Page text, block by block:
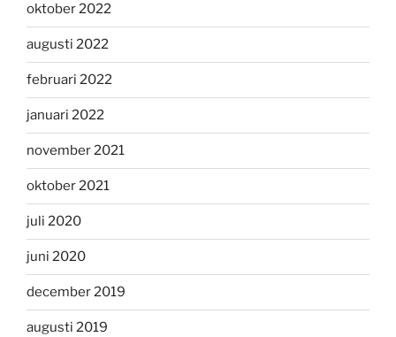
oktober 2022
augusti 2022
februari 2022
januari 2022
november 2021
oktober 2021
juli 2020
juni 2020
december 2019
augusti 2019